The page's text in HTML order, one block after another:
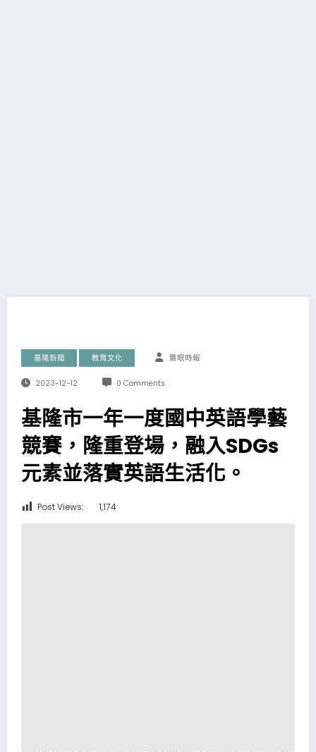
基隆新聞 教育文化 鷹眼時報
2023-12-12 0 Comments
基隆市一年一度國中英語學藝
競賽，隆重登場，融入SDGs
元素並落實英語生活化。
Post Views: 1,174